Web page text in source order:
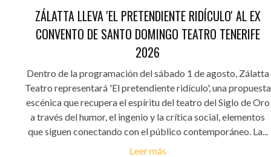
ZÁLATTA LLEVA 'EL PRETENDIENTE RIDÍCULO' AL EX
CONVENTO DE SANTO DOMINGO TEATRO TENERIFE
2026
Dentro de la programación del sábado 1 de agosto, Zálatta
Teatro representará 'El pretendiente ridículo', una propuesta
escénica que recupera el espíritu del teatro del Siglo de Oro
a través del humor, el ingenio y la crítica social, elementos
que siguen conectando con el público contemporáneo. La...
Leer más